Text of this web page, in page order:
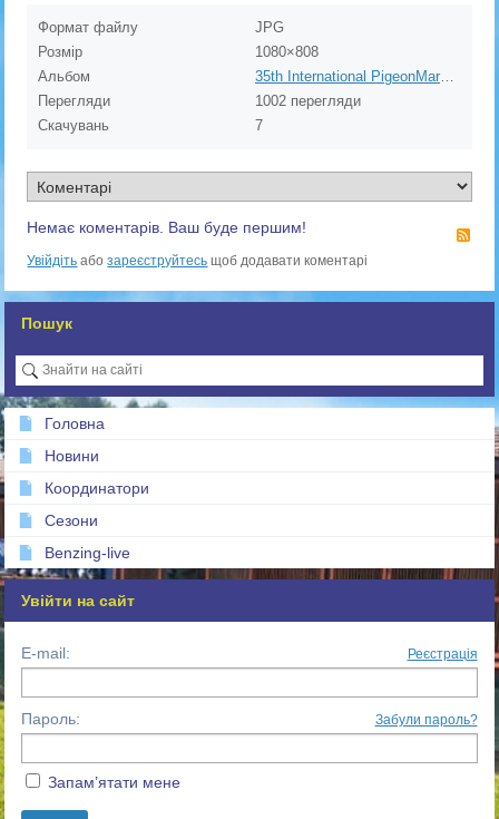
Формат файлу
JPG
Розмір
1080×808
Альбом
Перегляди
1002 перегляди
Скачувань
7
Немає коментарів. Ваш буде першим!
Увійдіть абозареєструйтесь щоб додавати коментарі
Пошук
Головна
Новини
Координатори
Сезони
Benzing-live
Увійти на сайт
E-mail: Реєстрація
Пароль: Забули пароль?
Запам’ятати мене